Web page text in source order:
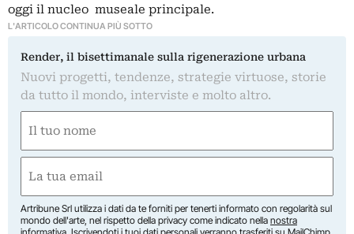
oggi il nucleo museale principale.
L'ARTICOLO CONTINUA PIÙ SOTTO
Render, il bisettimanale sulla rigenerazione urbana
Nuovi progetti, tendenze, strategie virtuose, storie
da tutto il mondo, interviste e molto altro.
(Obbligatorio)
(Obbligatorio)
Artribune Srl utilizza i dati da te forniti per tenerti informato con regolarità sul
mondo dell'arte, nel rispetto della privacy come indicato nella nostra